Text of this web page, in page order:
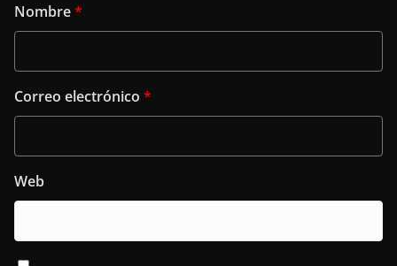
Nombre*
Correo electrónico *
Web